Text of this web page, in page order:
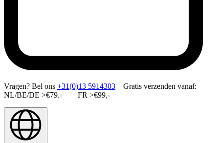
Vragen? Bel ons +31(0)13 5914303 Gratis verzenden vanaf:
NL/BE/DE >€79.- FR >€99,-